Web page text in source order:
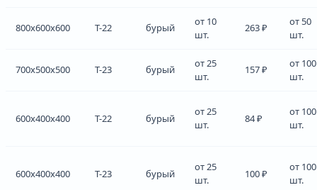
800x600x600 Т-22 бурый
от 10
шт.
263 ₽
от 50
шт.
700x500x500 Т-23 бурый
от 25
шт.
157 ₽
от 100
шт.
600x400x400 Т-22 бурый
от 25
шт.
84 ₽
от 100
шт.
600x400x400 Т-23 бурый
от 25
шт.
100 ₽
от 100
шт.